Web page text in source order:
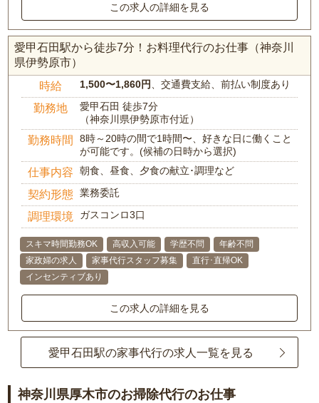
この求人の詳細を見る
愛甲石田駅から徒歩7分！お料理代行のお仕事（神奈川
県伊勢原市）
時給 1,500〜1,860円、交通費支給、前払い制度あり
勤務地
愛甲石田 徒歩7分
（神奈川県伊勢原市付近）
勤務時間
8時～20時の間で1時間〜、好きな日に働くこと
が可能です。(候補の日時から選択)
仕事内容 朝食、昼食、夕食の献立･調理など
契約形態 業務委託
調理環境 ガスコンロ3口
スキマ時間勤務OK 高収入可能 学歴不問
年齢不問
家政婦の求人
家事代行スタッフ募集
直行･直帰OK
インセンティブあり
この求人の詳細を見る
愛甲石田駅の家事代行の求人一覧を見る
神奈川県厚木市のお掃除代行のお仕事